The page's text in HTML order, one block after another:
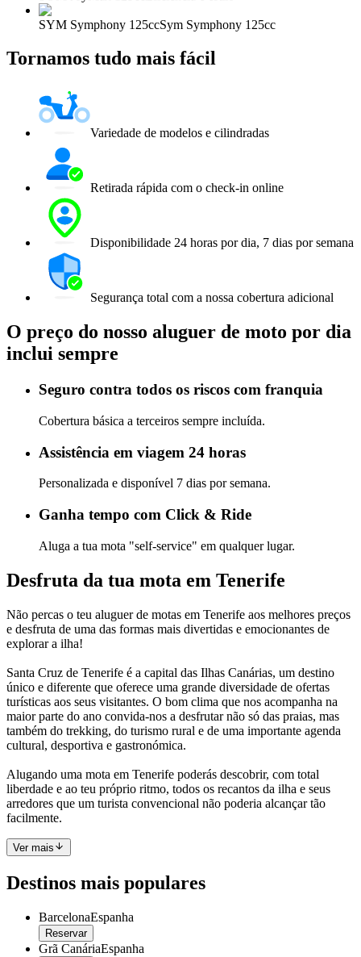
SYM Symphony 125ccSym Symphony 125cc
Tornamos tudo mais fácil
Variedade de modelos e cilindradas
Retirada rápida com o check-in online
Disponibilidade 24 horas por dia, 7 dias por semana
Segurança total com a nossa cobertura adicional
O preço do nosso aluguer de moto por dia
inclui sempre
Seguro contra todos os riscos com franquia
Cobertura básica a terceiros sempre incluída.
Assistência em viagem 24 horas
Personalizada e disponível 7 dias por semana.
Ganha tempo com Click & Ride
Aluga a tua mota "self-service" em qualquer lugar.
Desfruta da tua mota em Tenerife
Não percas o teu aluguer de motas em Tenerife aos melhores preços
e desfruta de uma das formas mais divertidas e emocionantes de
explorar a ilha!
Santa Cruz de Tenerife é a capital das Ilhas Canárias, um destino
único e diferente que oferece uma grande diversidade de ofertas
turísticas aos seus visitantes. O bom clima que nos acompanha na
maior parte do ano convida-nos a desfrutar não só das praias, mas
também do trekking, do turismo rural e de uma importante agenda
cultural, desportiva e gastronómica.
Alugando uma mota em Tenerife poderás descobrir, com total
liberdade e ao teu próprio ritmo, todos os recantos da ilha e seus
arredores que um turista convencional não poderia alcançar tão
facilmente.
Ver mais
Destinos mais populares
BarcelonaEspanha
Reservar
Grã CanáriaEspanha